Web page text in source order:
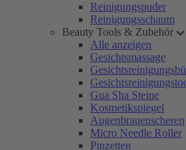
Reinigungspuder
Reinigungsschaum
Beauty Tools & Zubehör
Alle anzeigen
Gesichtsmassage
Gua Sha Steine
Kosmetikspiegel
Augenbrauenscheren
Micro Needle Roller
Pinzetten